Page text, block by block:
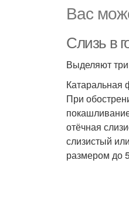
Вас
Слизь в
Выделяют
Катаральная
При
отёчная
слизистый
размером до